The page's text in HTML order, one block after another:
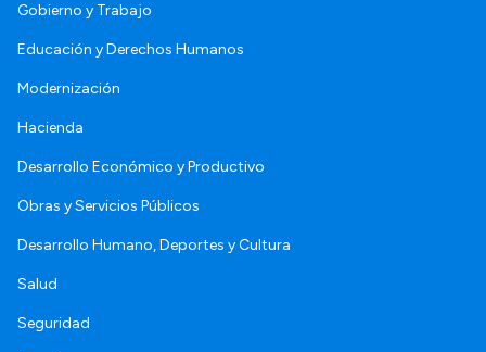
Gobierno y Trabajo
Educación y Derechos Humanos
Modernización
Hacienda
Desarrollo Económico y Productivo
Obras y Servicios Públicos
Desarrollo Humano, Deportes y Cultura
Salud
Seguridad